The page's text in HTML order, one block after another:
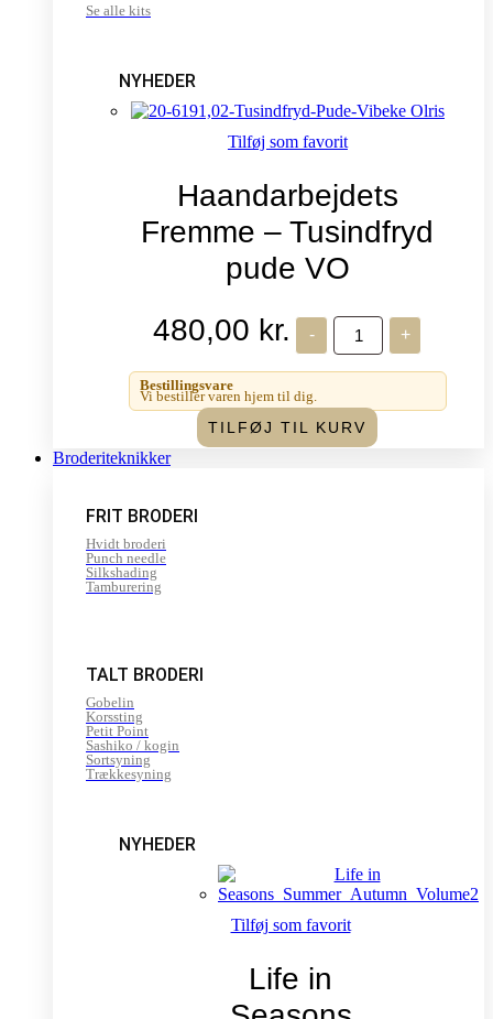
Se alle kits
NYHEDER
Tilføj som favorit
Haandarbejdets
Fremme – Tusindfryd
pude VO
480,00 kr. -
Haandarbejdets
Fremme
-
Tusindfryd
VO
antal
+
Bestillingsvare
Vi bestiller varen hjem til dig.
TILFØJ TIL KURV
Broderiteknikker
FRIT BRODERI
Hvidt broderi
Punch needle
Silkshading
Tamburering
TALT BRODERI
Gobelin
Korssting
Petit Point
Sashiko / kogin
Sortsyning
Trækkesyning
NYHEDER
Tilføj som favorit
Life in